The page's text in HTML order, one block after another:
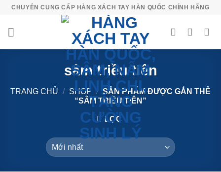
Skip
content
CHUYÊN CUNG CẤP HÀNG XÁCH TAY HÀN QUỐC CHÍNH HÃNG
sâm triều tiên
TRANG CHỦ / SHOP / SẢN PHẨM ĐƯỢC GẮN THẺ
“SÂM TRIỀU TIÊN”
LỌC